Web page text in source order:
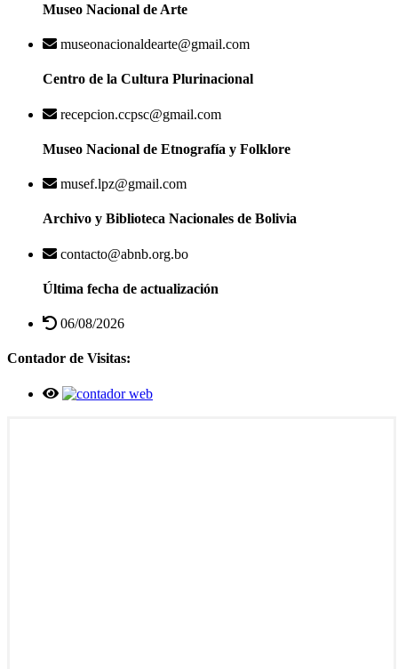
Museo Nacional de Arte
museonacionaldearte@gmail.com
Centro de la Cultura Plurinacional
recepcion.ccpsc@gmail.com
Museo Nacional de Etnografía y Folklore
musef.lpz@gmail.com
Archivo y Biblioteca Nacionales de Bolivia
contacto@abnb.org.bo
Última fecha de actualización
06/08/2026
Contador de Visitas: